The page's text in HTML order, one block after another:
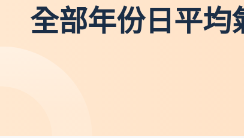
全部年份日平